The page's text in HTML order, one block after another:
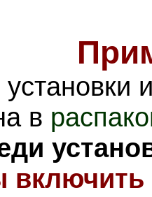
в
включить